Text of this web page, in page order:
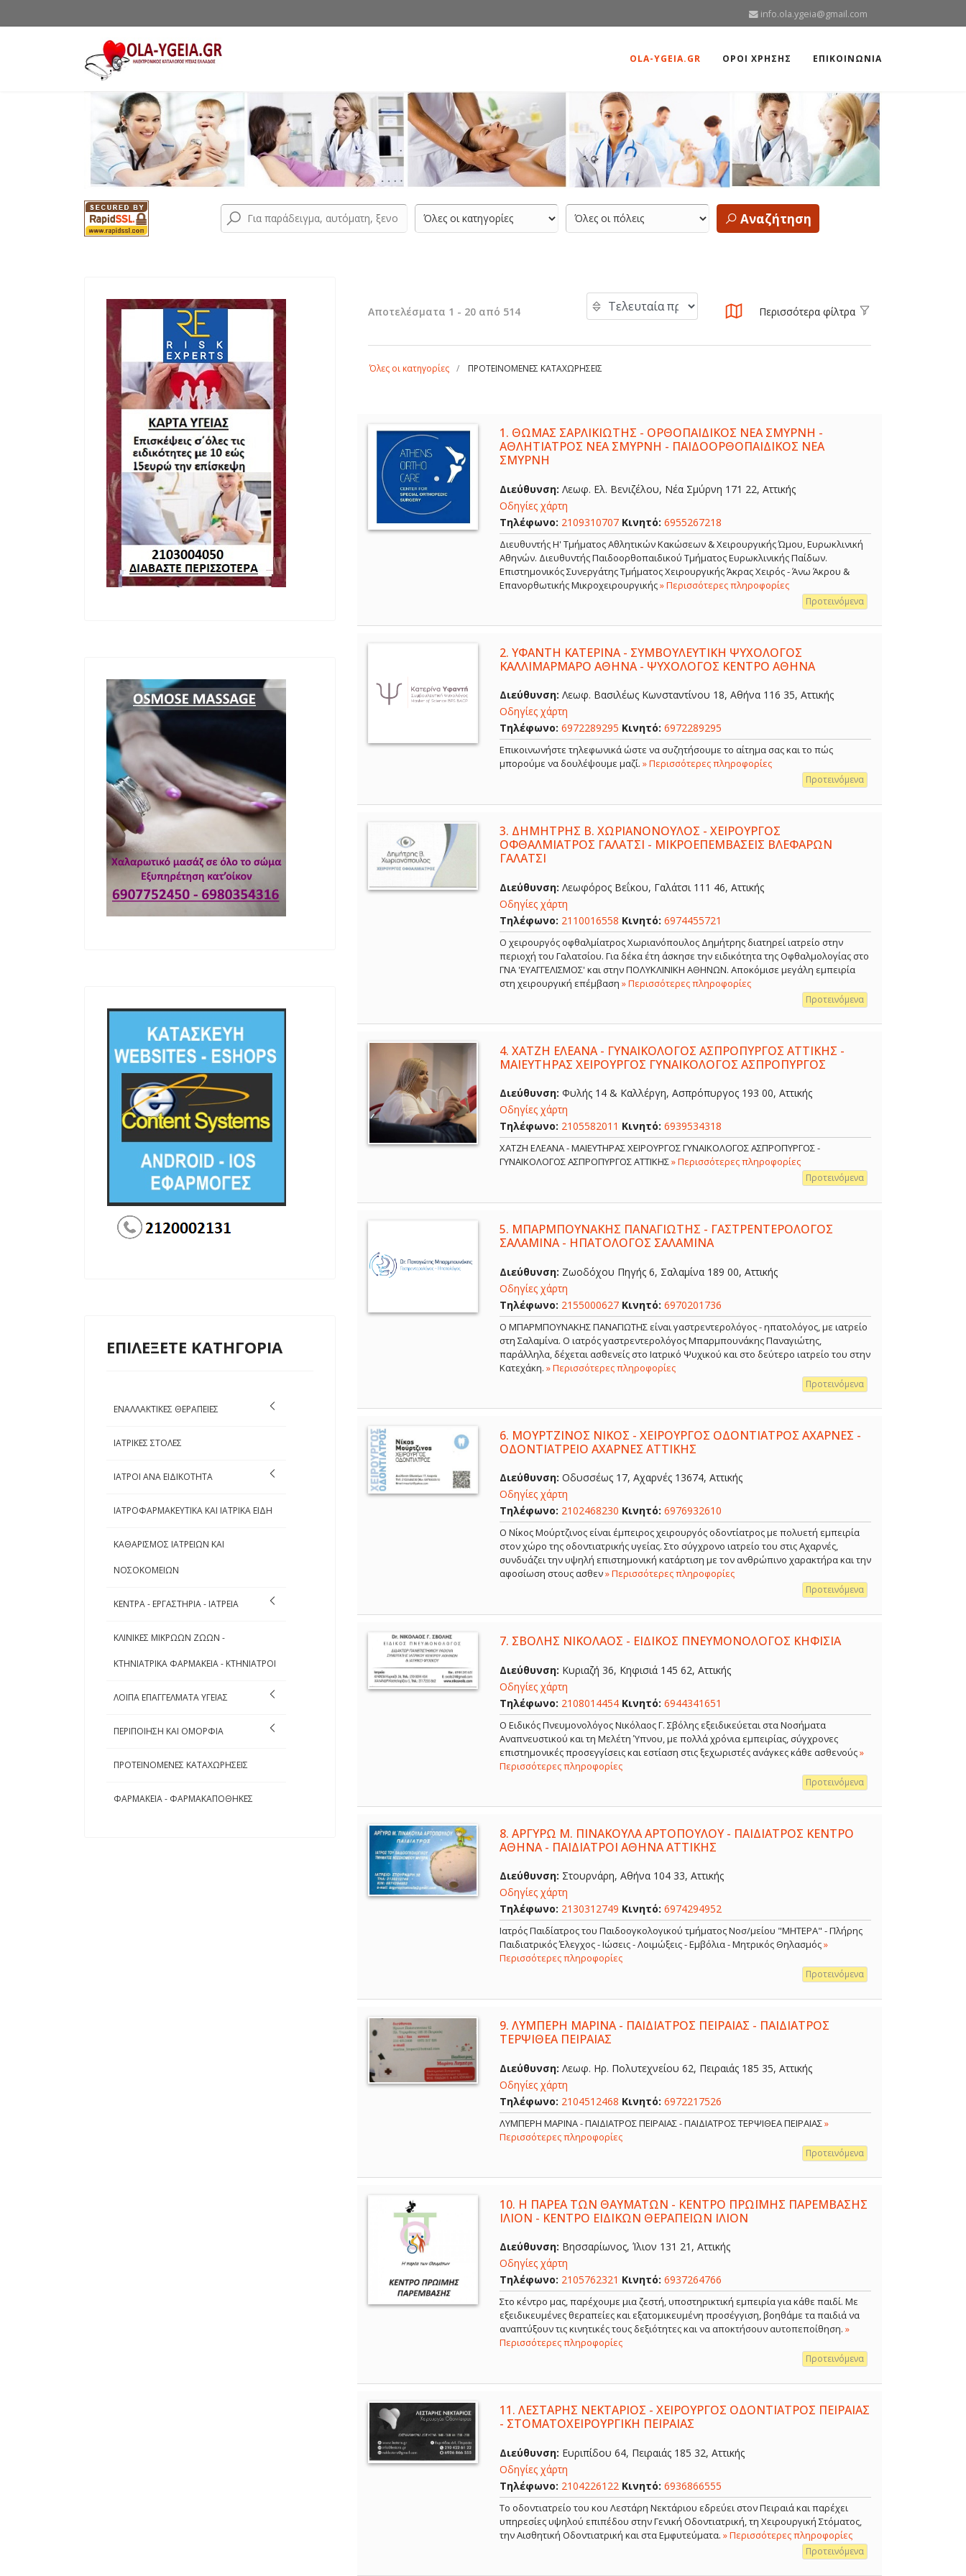
info.ola.ygeia@gmail.com
OLA-YGEIA.GR ΟΡΟΙ ΧΡΗΣΗΣ ΕΠΙΚΟΙΝΩΝΙΑ
Αναζήτηση
ΕΠΙΛΕΞΕΤΕ ΚΑΤΗΓΟΡΙΑ
ΕΝΑΛΛΑΚΤΙΚΕΣ ΘΕΡΑΠΕΙΕΣ
ΙΑΤΡΙΚΕΣ ΣΤΟΛΕΣ
ΙΑΤΡΟΙ ΑΝΑ ΕΙΔΙΚΟΤΗΤΑ
ΙΑΤΡΟΦΑΡΜΑΚΕΥΤΙΚΑ ΚΑΙ ΙΑΤΡΙΚΑ ΕΙΔΗ
ΚΑΘΑΡΙΣΜΟΣ ΙΑΤΡΕΙΩΝ ΚΑΙ
ΝΟΣΟΚΟΜΕΙΩΝ
ΚΕΝΤΡΑ - ΕΡΓΑΣΤΗΡΙΑ - ΙΑΤΡΕΙΑ
ΚΛΙΝΙΚΕΣ ΜΙΚΡΩΩΝ ΖΩΩΝ -
ΚΤΗΝΙΑΤΡΙΚΑ ΦΑΡΜΑΚΕΙΑ - ΚΤΗΝΙΑΤΡΟΙ
ΛΟΙΠΑ ΕΠΑΓΓΕΛΜΑΤΑ ΥΓΕΙΑΣ
ΠΕΡΙΠΟΙΗΣΗ ΚΑΙ ΟΜΟΡΦΙΑ
ΠΡΟΤΕΙΝΟΜΕΝΕΣ ΚΑΤΑΧΩΡΗΣΕΙΣ
ΦΑΡΜΑΚΕΙΑ - ΦΑΡΜΑΚΑΠΟΘΗΚΕΣ
Αποτελέσματα 1 - 20 από 514 Περισσότερα φίλτρα
Όλες οι κατηγορίες ΠΡΟΤΕΙΝΟΜΕΝΕΣ ΚΑΤΑΧΩΡΗΣΕΙΣ
1. ΘΩΜΑΣ ΣΑΡΛΙΚΙΩΤΗΣ - ΟΡΘΟΠΑΙΔΙΚΟΣ ΝΕΑ ΣΜΥΡΝΗ -
ΑΘΛΗΤΙΑΤΡΟΣ ΝΕΑ ΣΜΥΡΝΗ - ΠΑΙΔΟΟΡΘΟΠΑΙΔΙΚΟΣ ΝΕΑ
ΣΜΥΡΝΗ
Διεύθυνση: Λεωφ. Ελ. Βενιζέλου, Νέα Σμύρνη 171 22, Αττικής
Οδηγίες χάρτη
Τηλέφωνο: 2109310707 Κινητό: 6955267218
Διευθυντής Η' Τμήματος Αθλητικών Κακώσεων & Χειρουργικής Ώμου, Ευρωκλινική
Αθηνών. Διευθυντής Παιδοορθοπαιδικού Τμήματος Ευρωκλινικής Παίδων.
Επιστημονικός Συνεργάτης Τμήματος Χειρουργικής Άκρας Χειρός - Άνω Άκρου &
Επανορθωτικής Μικροχειρουργικής» Περισσότερες πληροφορίες
Προτεινόμενα
2. ΥΦΑΝΤΗ ΚΑΤΕΡΙΝΑ - ΣΥΜΒΟΥΛΕΥΤΙΚΗ ΨΥΧΟΛΟΓΟΣ
ΚΑΛΛΙΜΑΡΜΑΡΟ ΑΘΗΝΑ - ΨΥΧΟΛΟΓΟΣ ΚΕΝΤΡΟ ΑΘΗΝΑ
Διεύθυνση: Λεωφ. Βασιλέως Κωνσταντίνου 18, Αθήνα 116 35, Αττικής
Οδηγίες χάρτη
Τηλέφωνο: 6972289295 Κινητό: 6972289295
Επικοινωνήστε τηλεφωνικά ώστε να συζητήσουμε το αίτημα σας και το πώς
μπορούμε να δουλέψουμε μαζί. » Περισσότερες πληροφορίες
Προτεινόμενα
3. ΔΗΜΗΤΡΗΣ Β. ΧΩΡΙΑΝΟΝΟΥΛΟΣ - ΧΕΙΡΟΥΡΓΟΣ
ΟΦΘΑΛΜΙΑΤΡΟΣ ΓΑΛΑΤΣΙ - ΜΙΚΡΟΕΠΕΜΒΑΣΕΙΣ ΒΛΕΦΑΡΩΝ
ΓΑΛΑΤΣΙ
Διεύθυνση: Λεωφόρος Βεΐκου, Γαλάτσι 111 46, Αττικής
Οδηγίες χάρτη
Τηλέφωνο: 2110016558 Κινητό: 6974455721
Ο χειρουργός οφθαλμίατρος Χωριανόπουλος Δημήτρης διατηρεί ιατρείο στην
περιοχή του Γαλατσίου. Για δέκα έτη άσκησε την ειδικότητα της Οφθαλμολογίας στο
ΓΝΑ 'ΕΥΑΓΓΕΛΙΣΜΟΣ' και στην ΠΟΛΥΚΛΙΝΙΚΗ ΑΘΗΝΩΝ. Αποκόμισε μεγάλη εμπειρία
στη χειρουργική επέμβαση » Περισσότερες πληροφορίες
Προτεινόμενα
4. ΧΑΤΖΗ ΕΛΕΑΝΑ - ΓΥΝΑΙΚΟΛΟΓΟΣ ΑΣΠΡΟΠΥΡΓΟΣ ΑΤΤΙΚΗΣ -
ΜΑΙΕΥΤΗΡΑΣ ΧΕΙΡΟΥΡΓΟΣ ΓΥΝΑΙΚΟΛΟΓΟΣ ΑΣΠΡΟΠΥΡΓΟΣ
Διεύθυνση: Φυλής 14 & Καλλέργη, Ασπρόπυργος 193 00, Αττικής
Οδηγίες χάρτη
Τηλέφωνο: 2105582011 Κινητό: 6939534318
ΧΑΤΖΗ ΕΛΕΑΝΑ - ΜΑΙΕΥΤΗΡΑΣ ΧΕΙΡΟΥΡΓΟΣ ΓΥΝΑΙΚΟΛΟΓΟΣ ΑΣΠΡΟΠΥΡΓΟΣ -
ΓΥΝΑΙΚΟΛΟΓΟΣ ΑΣΠΡΟΠΥΡΓΟΣ ΑΤΤΙΚΗΣ» Περισσότερες πληροφορίες
Προτεινόμενα
5. ΜΠΑΡΜΠΟΥΝΑΚΗΣ ΠΑΝΑΓΙΩΤΗΣ - ΓΑΣΤΡΕΝΤΕΡΟΛΟΓΟΣ
ΣΑΛΑΜΙΝΑ - ΗΠΑΤΟΛΟΓΟΣ ΣΑΛΑΜΙΝΑ
Διεύθυνση: Ζωοδόχου Πηγής 6, Σαλαμίνα 189 00, Αττικής
Οδηγίες χάρτη
Τηλέφωνο: 2155000627 Κινητό: 6970201736
Ο ΜΠΑΡΜΠΟΥΝΑΚΗΣ ΠΑΝΑΓΙΩΤΗΣ είναι γαστρεντερολόγος - ηπατολόγος, με ιατρείο
στη Σαλαμίνα. Ο ιατρός γαστρεντερολόγος Μπαρμπουνάκης Παναγιώτης,
παράλληλα, δέχεται ασθενείς στο Ιατρικό Ψυχικού και στο δεύτερο ιατρείο του στην
Κατεχάκη. » Περισσότερες πληροφορίες
Προτεινόμενα
6. ΜΟΥΡΤΖΙΝΟΣ ΝΙΚΟΣ - ΧΕΙΡΟΥΡΓΟΣ ΟΔΟΝΤΙΑΤΡΟΣ ΑΧΑΡΝΕΣ -
ΟΔΟΝΤΙΑΤΡΕΙΟ ΑΧΑΡΝΕΣ ΑΤΤΙΚΗΣ
Διεύθυνση: Οδυσσέως 17, Αχαρνές 13674, Αττικής
Οδηγίες χάρτη
Τηλέφωνο: 2102468230 Κινητό: 6976932610
Ο Νίκος Μούρτζινος είναι έμπειρος χειρουργός οδοντίατρος με πολυετή εμπειρία
στον χώρο της οδοντιατρικής υγείας. Στο σύγχρονο ιατρείο του στις Αχαρνές,
συνδυάζει την υψηλή επιστημονική κατάρτιση με τον ανθρώπινο χαρακτήρα και την
αφοσίωση στους ασθεν» Περισσότερες πληροφορίες
Προτεινόμενα
7. ΣΒΟΛΗΣ ΝΙΚΟΛΑΟΣ - ΕΙΔΙΚΟΣ ΠΝΕΥΜΟΝΟΛΟΓΟΣ ΚΗΦΙΣΙΑ
Διεύθυνση: Κυριαζή 36, Κηφισιά 145 62, Αττικής
Οδηγίες χάρτη
Τηλέφωνο: 2108014454 Κινητό: 6944341651
O Ειδικός Πνευμονολόγος Νικόλαος Γ. Σβόλης εξειδικεύεται στα Νοσήματα
Αναπνευστικού και τη Μελέτη Ύπνου, με πολλά χρόνια εμπειρίας, σύγχρονες
επιστημονικές προσεγγίσεις και εστίαση στις ξεχωριστές ανάγκες κάθε ασθενούς»
Περισσότερες πληροφορίες
Προτεινόμενα
8. ΑΡΓΥΡΩ Μ. ΠΙΝΑΚΟΥΛΑ ΑΡΤΟΠΟΥΛΟΥ - ΠΑΙΔΙΑΤΡΟΣ ΚΕΝΤΡΟ
ΑΘΗΝΑ - ΠΑΙΔΙΑΤΡΟΙ ΑΘΗΝΑ ΑΤΤΙΚΗΣ
Διεύθυνση: Στουρνάρη, Αθήνα 104 33, Αττικής
Οδηγίες χάρτη
Τηλέφωνο: 2130312749 Κινητό: 6974294952
Ιατρός Παιδίατρος του Παιδοογκολογικού τμήματος Νοσ/μείου "ΜΗΤΕΡΑ" - Πλήρης
Παιδιατρικός Έλεγχος - Ιώσεις - Λοιμώξεις - Εμβόλια - Μητρικός Θηλασμός»
Περισσότερες πληροφορίες
Προτεινόμενα
9. ΛΥΜΠΕΡΗ ΜΑΡΙΝΑ - ΠΑΙΔΙΑΤΡΟΣ ΠΕΙΡΑΙΑΣ - ΠΑΙΔΙΑΤΡΟΣ
ΤΕΡΨΙΘΕΑ ΠΕΙΡΑΙΑΣ
Διεύθυνση: Λεωφ. Ηρ. Πολυτεχνείου 62, Πειραιάς 185 35, Αττικής
Οδηγίες χάρτη
Τηλέφωνο: 2104512468 Κινητό: 6972217526
ΛΥΜΠΕΡΗ ΜΑΡΙΝΑ - ΠΑΙΔΙΑΤΡΟΣ ΠΕΙΡΑΙΑΣ - ΠΑΙΔΙΑΤΡΟΣ ΤΕΡΨΙΘΕΑ ΠΕΙΡΑΙΑΣ»
Περισσότερες πληροφορίες
Προτεινόμενα
10. Η ΠΑΡΕΑ ΤΩΝ ΘΑΥΜΑΤΩΝ - ΚΕΝΤΡΟ ΠΡΩΪΜΗΣ ΠΑΡΕΜΒΑΣΗΣ
ΙΛΙΟΝ - ΚΕΝΤΡΟ ΕΙΔΙΚΩΝ ΘΕΡΑΠΕΙΩΝ ΙΛΙΟΝ
Διεύθυνση: Βησσαρίωνος, Ίλιον 131 21, Αττικής
Οδηγίες χάρτη
Τηλέφωνο: 2105762321 Κινητό: 6937264766
Στο κέντρο μας, παρέχουμε μια ζεστή, υποστηρικτική εμπειρία για κάθε παιδί. Με
εξειδικευμένες θεραπείες και εξατομικευμένη προσέγγιση, βοηθάμε τα παιδιά να
αναπτύξουν τις κινητικές τους δεξιότητες και να αποκτήσουν αυτοπεποίθηση. »
Περισσότερες πληροφορίες
Προτεινόμενα
11. ΛΕΣΤΑΡΗΣ ΝΕΚΤΑΡΙΟΣ - ΧΕΙΡΟΥΡΓΟΣ ΟΔΟΝΤΙΑΤΡΟΣ ΠΕΙΡΑΙΑΣ
- ΣΤΟΜΑΤΟΧΕΙΡΟΥΡΓΙΚΗ ΠΕΙΡΑΙΑΣ
Διεύθυνση: Ευριπίδου 64, Πειραιάς 185 32, Αττικής
Οδηγίες χάρτη
Τηλέφωνο: 2104226122 Κινητό: 6936866555
Το οδοντιατρείο του κου Λεστάρη Νεκτάριου εδρεύει στον Πειραιά και παρέχει
υπηρεσίες υψηλού επιπέδου στην Γενική Οδοντιατρική, τη Χειρουργική Στόματος,
την Αισθητική Οδοντιατρική και στα Εμφυτεύματα. » Περισσότερες πληροφορίες
Προτεινόμενα